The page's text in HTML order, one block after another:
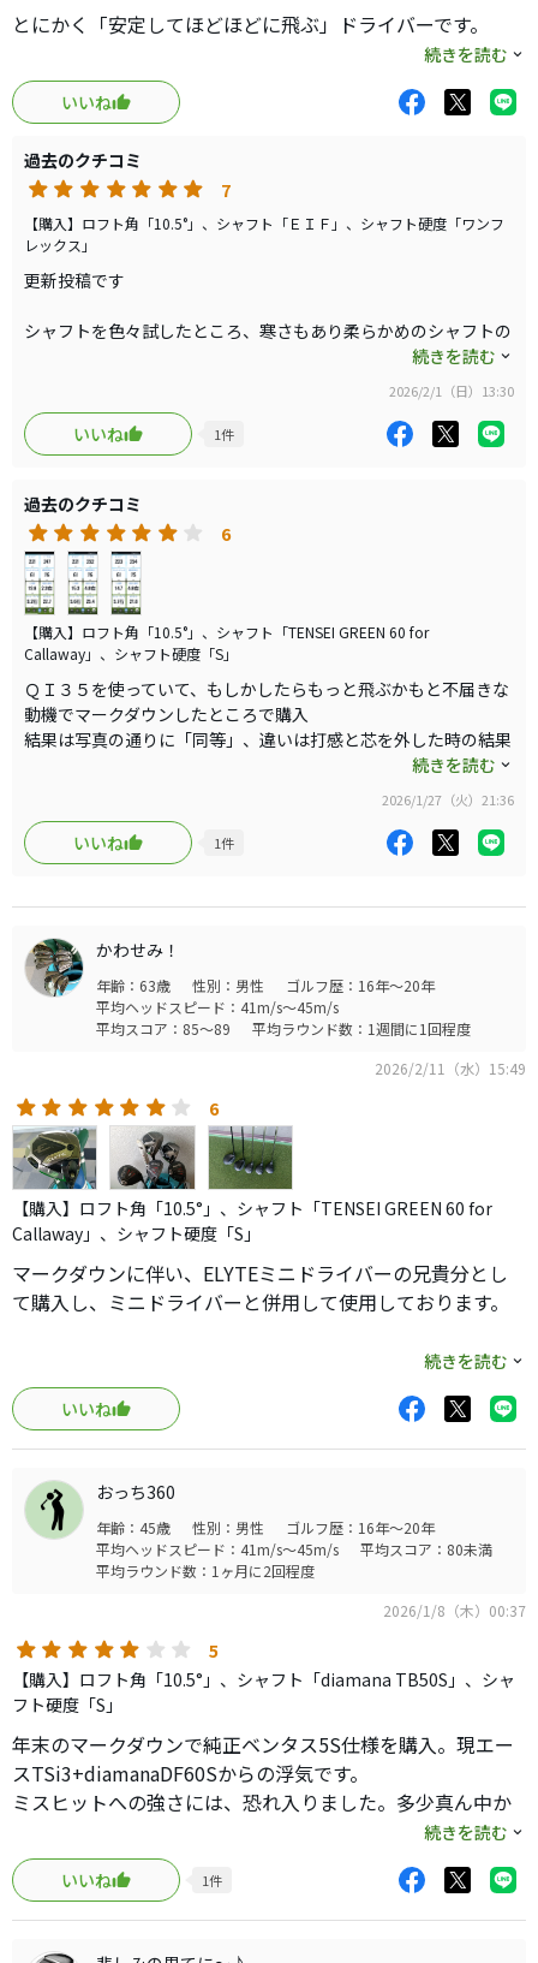
③使い心地・性能について
フックやスライスの曲がり幅が少なくなりました。技術が未熟
なため打ち出しは左右にばらけますが、大ミスが出にくく安心し
て振り切れることが多くなりました。
④おすすめのポイント or 気になった点
ELYTE TD MAXに興味が出て（いつもの浮気症！）、中古をた
くさん物色するとと共に、チャッピーくんとジェミニちゃんにも
相談した結果、ヘッドはコアモデルの方がベストということで、
技能の方を磨いていこうと思います。
とにかく「安定してほどほどに飛ぶ」ドライバーです。
他社のドライバーでもっと飛ぶドライバーはあります。所
有もしてます。しかし、気を抜くと曲がります。キャロウェ
イの過去モデルと比較しても差が歴然です。
ので安心して振れ、セカンドでバーオンが狙えます。
ヒールのウエイトを２グラム、シャフトの手元に５グラム
重くしたところ、さらに安定と10ヤードの飛距離がアップ
しました！
これでドライバー中心からアイアン中心の練習に切り替え
コースで使わないと良さがわからないかもしれませんが、
続きを読む
いいね
過去のクチコミ
7
【購入】ロフト角「10.5°」、シャフト「ＥＩＦ」、シャフト硬度「ワンフ
レックス」
更新投稿です
シャフトを色々試したところ、寒さもあり柔らかめのシャフトの
感じたことは「本当にミスヒットにつよい」ということと「打ち
出し角は重要」ということで、トラックマンレンジで２３０ヤー
ドオーバーを記録できました
なかなかキャリー２３０ヤードは出せずにいましたが、この組合
せで軽いアゲインストで大満足です
続きを読む
2026/2/1（日）13:30
いいね 1件
過去のクチコミ
6
【購入】ロフト角「10.5°」、シャフト「TENSEI GREEN 60 for
Callaway」、シャフト硬度「S」
ＱＩ３５を使っていて、もしかしたらもっと飛ぶかもと不届きな
動機でマークダウンしたところで購入
結果は写真の通りに「同等」、違いは打感と芯を外した時の結果
やはりセンターからトウよりやや上に当った時が一番良い結果だ
驚いたのがトップ寸前の下側に当たっても許容値の飛距離が出る
ことで「どこに当たっても大丈夫」という安心感を持てるので、
これから打ち込んでいけばヘッドスピードも上がりＱＩ３５を超
と、いうことでＱＩ３５で使っているＴｈｅＡＴＴＡＳを追加購
入して到着待ちで、もしかしたら⋯と期待してます
続きを読む
2026/1/27（火）21:36
いいね 1件
かわせみ！
年齢：63歳 性別：男性
ゴルフ歴：16年～20年
平均ヘッドスピード：41m/s～45m/s
平均スコア：85～89
平均ラウンド数：1週間に1回程度
2026/2/11（水）15:49
6
【購入】ロフト角「10.5°」、シャフト「TENSEI GREEN 60 for
Callaway」、シャフト硬度「S」
マークダウンに伴い、ELYTEミニドライバーの兄貴分とし
て購入し、ミニドライバーと併用して使用しております。
ELYTEミニより捕まりが悪かったので、後方の13gのウエイ
トを5gに代え、ドローポジションで鉛も貼っての306g仕様
で5R使ってみました。
ELYTEミニと同じような傾向で、AI10Xフェイスが良く機能
している気がします。
FWキープ率は66％、左右共に17％づつでコース内にとどま
1R辺り約1個弱打っていたOBも5Rで2個で大夫マシになっ
た気がします。
飛距離のほうは、冬ゴルフで分かりにくい事もあります
が、飛ばない感じはないと思います。
打感も良い感じで打っていて気持ち良いと思います。
とりあえず、2026年の序盤はELYTEドラコンビで使って行
きます。
続きを読む
いいね
おっち360
年齢：45歳 性別：男性
ゴルフ歴：16年～20年
平均ヘッドスピード：41m/s～45m/s
平均スコア：80未満
平均ラウンド数：1ヶ月に2回程度
2026/1/8（木）00:37
5
【購入】ロフト角「10.5°」、シャフト「diamana TB50S」、シャ
フト硬度「S」
年末のマークダウンで純正ベンタス5S仕様を購入。現エー
スTSi3+diamanaDF60Sからの浮気です。
ミスヒットへの強さには、恐れ入りました。多少真ん中か
ら外れても飛距離は誤差の範囲ですし、変な曲がりがあり
ません。TSi3ではややヒール側で打っているのですが、
eliteはややトゥ側に打点が集まり、結果ドロー系の球筋が
多くなりました。ヘッドが重いのか、インパクトではトゥ
ダウンが大きい感じですが、トップの切り返しやダウンス
続きを読む
いいね
1件